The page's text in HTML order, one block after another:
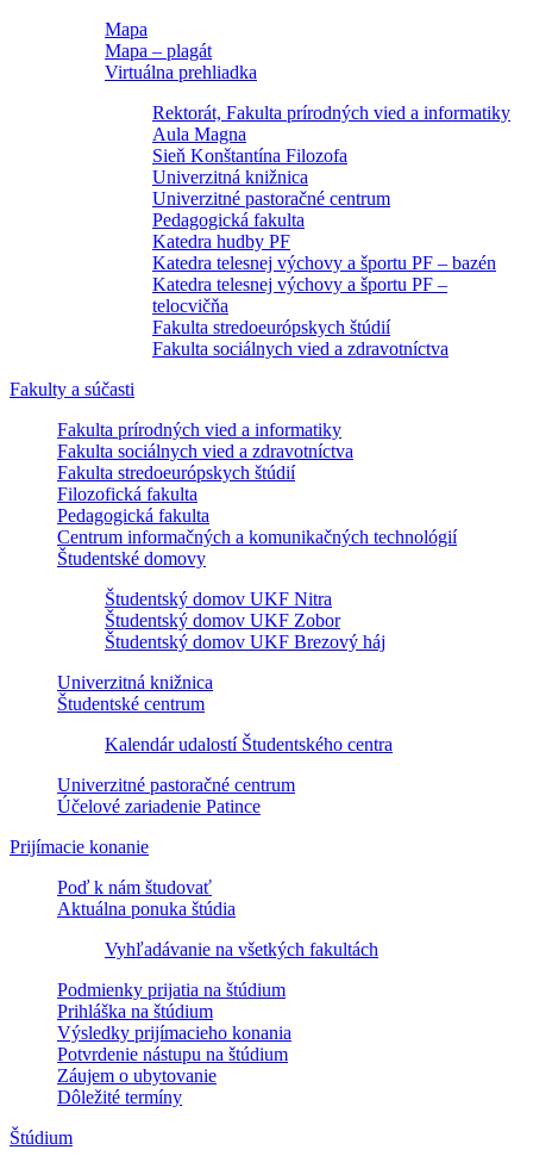
Mapa
Mapa – plagát
Virtuálna prehliadka
Rektorát, Fakulta prírodných vied a informatiky
Aula Magna
Sieň Konštantína Filozofa
Univerzitná knižnica
Univerzitné pastoračné centrum
Pedagogická fakulta
Katedra hudby PF
Katedra telesnej výchovy a športu PF – bazén
Katedra telesnej výchovy a športu PF –
telocvičňa
Fakulta stredoeurópskych štúdií
Fakulta sociálnych vied a zdravotníctva
Fakulty a súčasti
Fakulta prírodných vied a informatiky
Fakulta sociálnych vied a zdravotníctva
Fakulta stredoeurópskych štúdií
Filozofická fakulta
Pedagogická fakulta
Centrum informačných a komunikačných technológií
Študentské domovy
Študentský domov UKF Nitra
Študentský domov UKF Zobor
Študentský domov UKF Brezový háj
Univerzitná knižnica
Študentské centrum
Kalendár udalostí Študentského centra
Univerzitné pastoračné centrum
Účelové zariadenie Patince
Prijímacie konanie
Poď k nám študovať
Aktuálna ponuka štúdia
Vyhľadávanie na všetkých fakultách
Podmienky prijatia na štúdium
Prihláška na štúdium
Výsledky prijímacieho konania
Potvrdenie nástupu na štúdium
Záujem o ubytovanie
Dôležité termíny
Štúdium